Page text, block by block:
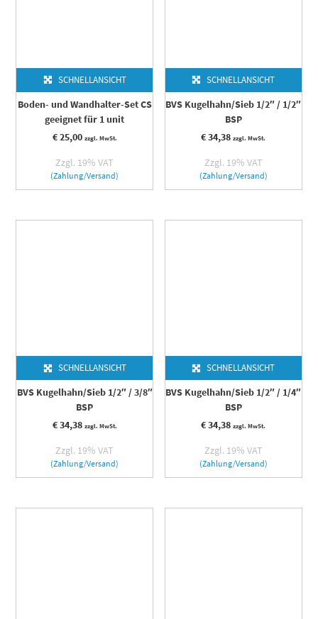
SCHNELLANSICHT
Boden- und Wandhalter-Set CS
geeignet für 1 unit
€25,00 zzgl. MwSt.
Zzgl. 19% VAT
(Zahlung/Versand)
SCHNELLANSICHT
BVS Kugelhahn/Sieb 1/2″ / 1/2″
BSP
€34,38 zzgl. MwSt.
Zzgl. 19% VAT
(Zahlung/Versand)
SCHNELLANSICHT
BVS Kugelhahn/Sieb 1/2″ / 3/8″
BSP
€34,38 zzgl. MwSt.
Zzgl. 19% VAT
(Zahlung/Versand)
SCHNELLANSICHT
BVS Kugelhahn/Sieb 1/2″ / 1/4″
BSP
€34,38 zzgl. MwSt.
Zzgl. 19% VAT
(Zahlung/Versand)